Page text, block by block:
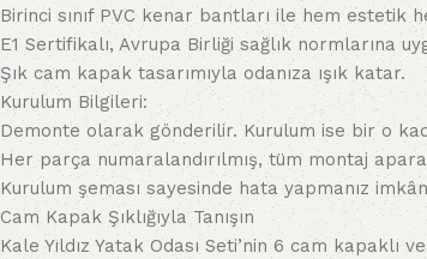
Birinci sınıf PVC kenar bantları ile hem estetik
E1 Sertifikalı, Avrupa Birliği sağlık normlarına
Şık cam kapak tasarımıyla odanıza ışık katar.
Kurulum Bilgileri:
Demonte olarak gönderilir. Kurulum ise bir o
Her parça numaralandırılmış, tüm montaj
Kurulum şeması sayesinde hata yapmanız
Cam Kapak Şıklığıyla Tanışın
Kale Yıldız Yatak Odası Seti’nin 6 cam